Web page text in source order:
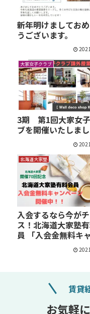
新年明けましてお
うございます。
大家女子クラブ
3期 第1回大家女
ブを開催いたしま
北海道大家塾
入会するなら今が
ス！北海道大家塾
員 「入会金無料キ
賃貸
お気軽